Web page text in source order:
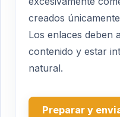
creados
Los enlaces deben
contenido y estar
natural.
Preparar y